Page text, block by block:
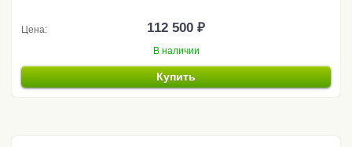
Цена: 112 500 ₽
В наличии
Купить